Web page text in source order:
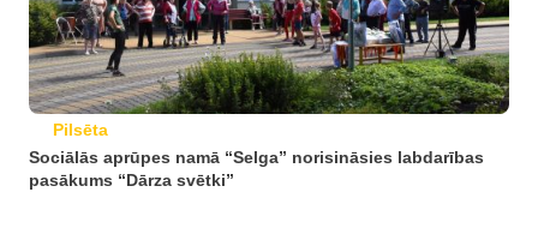
Pilsēta
Sociālās aprūpes namā “Selga” norisināsies labdarības
pasākums “Dārza svētki”